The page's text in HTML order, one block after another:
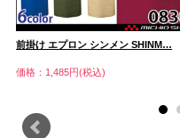
前掛け エプロン シンメン SHINM…
価格：1,485円(税込)